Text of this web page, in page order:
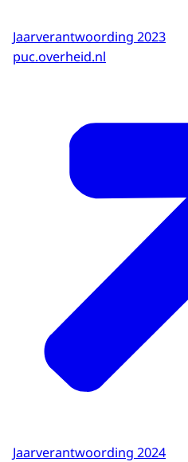
Jaarverantwoording 2023
puc.overheid.nl
Jaarverantwoording 2024